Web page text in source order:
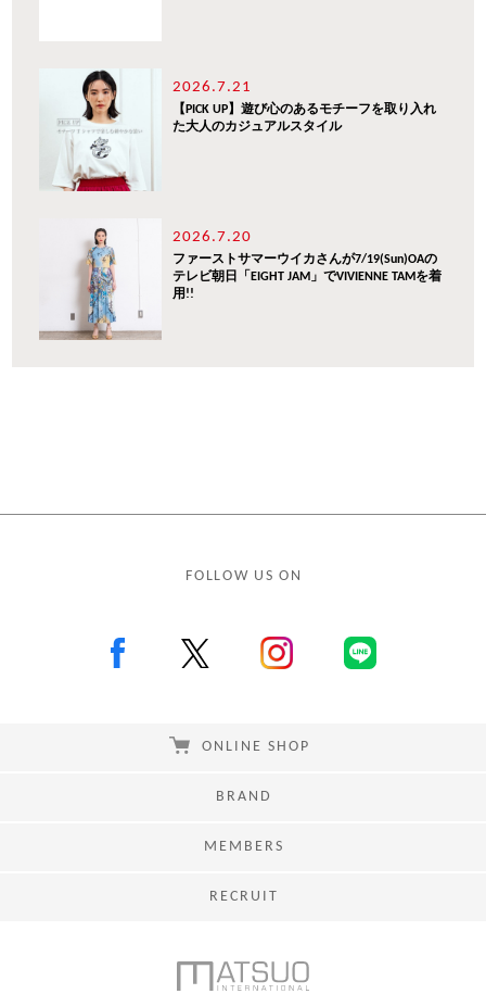
2026.7.21
【PICK UP】遊び心のあるモチーフを取り入れ
た大人のカジュアルスタイル
2026.7.20
ファーストサマーウイカさんが7/19(Sun)OAの
テレビ朝日「EIGHT JAM」でVIVIENNE TAMを着
用!!
FOLLOW US ON
ONLINE SHOP
BRAND
MEMBERS
RECRUIT